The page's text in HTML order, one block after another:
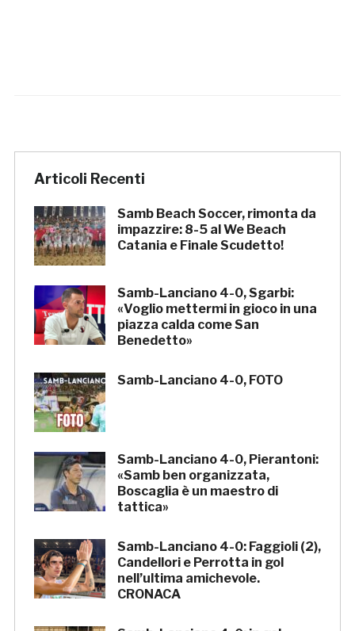
Articoli Recenti
Samb Beach Soccer, rimonta da
impazzire: 8-5 al We Beach
Catania e Finale Scudetto!
Samb-Lanciano 4-0, Sgarbi:
«Voglio mettermi in gioco in una
piazza calda come San
Benedetto»
Samb-Lanciano 4-0, FOTO
Samb-Lanciano 4-0, Pierantoni:
«Samb ben organizzata,
Boscaglia è un maestro di
tattica»
Samb-Lanciano 4-0: Faggioli (2),
Candellori e Perrotta in gol
nell’ultima amichevole.
CRONACA